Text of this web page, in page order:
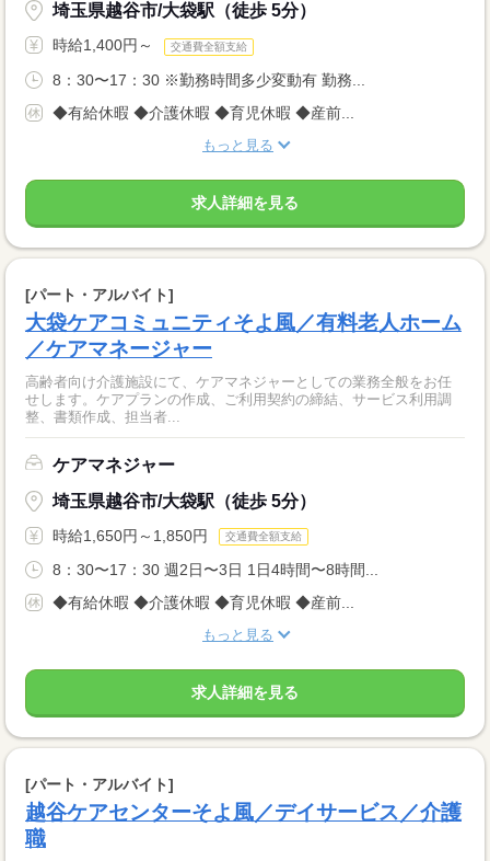
埼玉県越谷市/大袋駅（徒歩 5分）
時給1,400円～ 交通費全額支給
8：30〜17：30 ※勤務時間多少変動有 勤務...
◆有給休暇 ◆介護休暇 ◆育児休暇 ◆産前...
もっと見る
求人詳細を見る
[パート・アルバイト]
大袋ケアコミュニティそよ風／有料老人ホーム
／ケアマネージャー
高齢者向け介護施設にて、ケアマネジャーとしての業務全般をお任
せします。ケアプランの作成、ご利用契約の締結、サービス利用調
整、書類作成、担当者...
ケアマネジャー
埼玉県越谷市/大袋駅（徒歩 5分）
時給1,650円～1,850円 交通費全額支給
8：30〜17：30 週2日〜3日 1日4時間〜8時間...
◆有給休暇 ◆介護休暇 ◆育児休暇 ◆産前...
もっと見る
求人詳細を見る
[パート・アルバイト]
越谷ケアセンターそよ風／デイサービス／介護
職